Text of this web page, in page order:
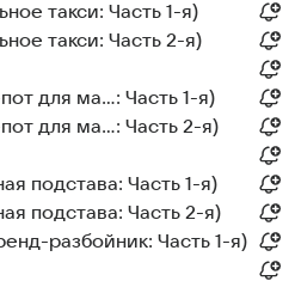
такси: Часть 1-я)
такси: Часть 2-я)
для ма...: Часть 1-я)
для ма...: Часть 2-я)
подстава: Часть 1-я)
подстава: Часть 2-я)
разбойник: Часть 1-я)